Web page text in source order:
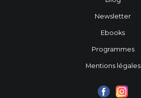
Newsletter
Ebooks
Programmes
Mentions légales